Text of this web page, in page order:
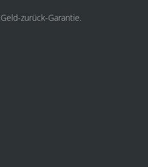
zurück-Garantie.